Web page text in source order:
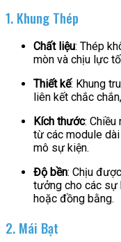
1. Khung Thép
Chất liệu: Thép
mòn và chịu lực
Thiết kế: Khung
liên kết chắc
Kích thước:
từ các module
mô sự kiện.
Độ bền: Chịu
tưởng cho các sự
hoặc đồng bằng.
2. Mái Bạt